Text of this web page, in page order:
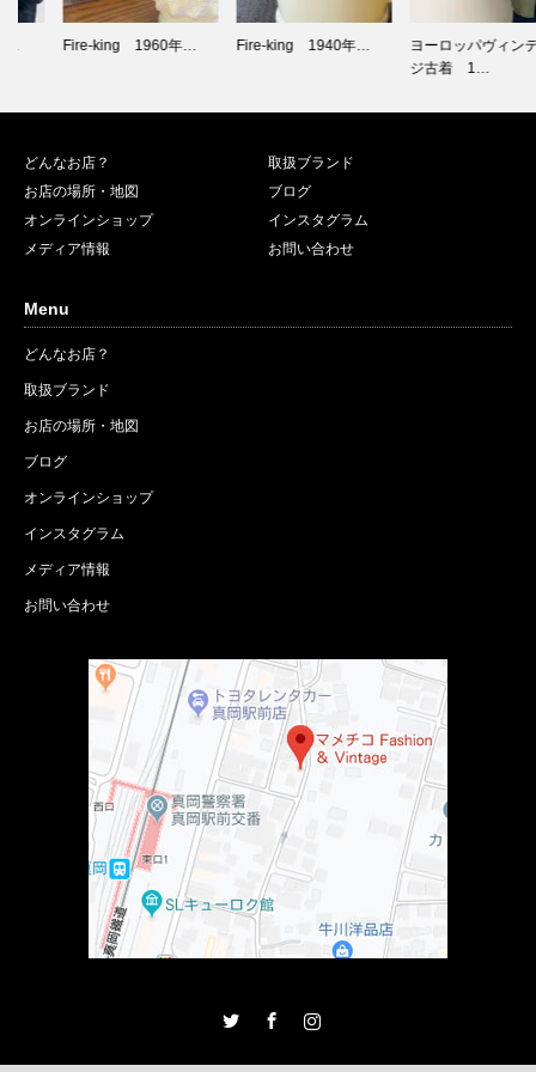
Fire-king 1960年… Fire-king 1940年…
ヨーロッパヴィンテー
ジ古着 1…
どんなお店？
取扱ブランド
お店の場所・地図
ブログ
オンラインショップ
インスタグラム
メディア情報
お問い合わせ
Menu
どんなお店？
取扱ブランド
お店の場所・地図
ブログ
オンラインショップ
インスタグラム
メディア情報
お問い合わせ